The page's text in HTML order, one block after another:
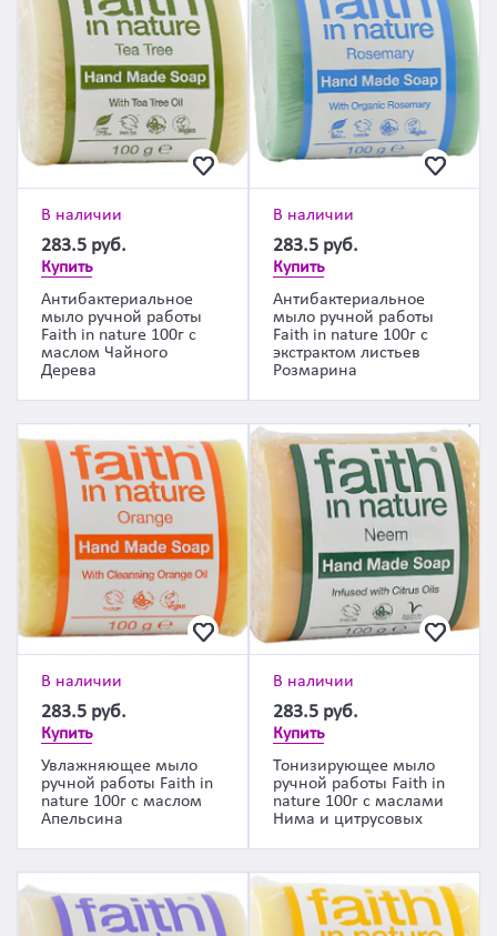
В наличии
283.5 руб.
Купить
Антибактериальное
мыло ручной работы
Faith in nature 100г с
маслом Чайного
Дерева
В наличии
283.5 руб.
Купить
Антибактериальное
мыло ручной работы
Faith in nature 100г с
экстрактом листьев
Розмарина
В наличии
283.5 руб.
Купить
Увлажняющее мыло
ручной работы Faith in
nature 100г с маслом
Апельсина
В наличии
283.5 руб.
Купить
Тонизирующее мыло
ручной работы Faith in
nature 100г с маслами
Нима и цитрусовых